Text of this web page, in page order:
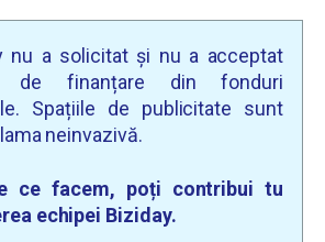
nu a solicitat și nu a acceptat
de finanțare din fonduri
Spațiile de publicitate sunt
neinvazivă.
ce facem, poți contribui tu
echipei Biziday.